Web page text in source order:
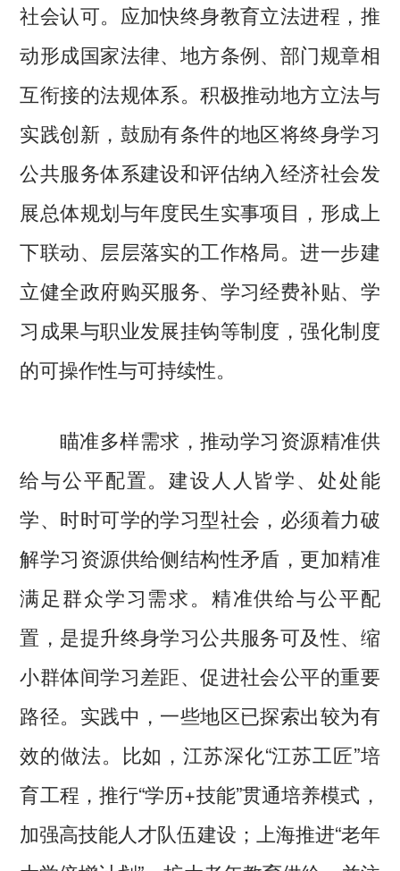
社会认可。应加快终身教育立法进程，推
动形成国家法律、地方条例、部门规章相
互衔接的法规体系。积极推动地方立法与
实践创新，鼓励有条件的地区将终身学习
公共服务体系建设和评估纳入经济社会发
展总体规划与年度民生实事项目，形成上
下联动、层层落实的工作格局。进一步建
立健全政府购买服务、学习经费补贴、学
习成果与职业发展挂钩等制度，强化制度
的可操作性与可持续性。
瞄准多样需求，推动学习资源精准供
给与公平配置。建设人人皆学、处处能
学、时时可学的学习型社会，必须着力破
解学习资源供给侧结构性矛盾，更加精准
满足群众学习需求。精准供给与公平配
置，是提升终身学习公共服务可及性、缩
小群体间学习差距、促进社会公平的重要
路径。实践中，一些地区已探索出较为有
效的做法。比如，江苏深化“江苏工匠”培
育工程，推行“学历+技能”贯通培养模式，
加强高技能人才队伍建设；上海推进“老年